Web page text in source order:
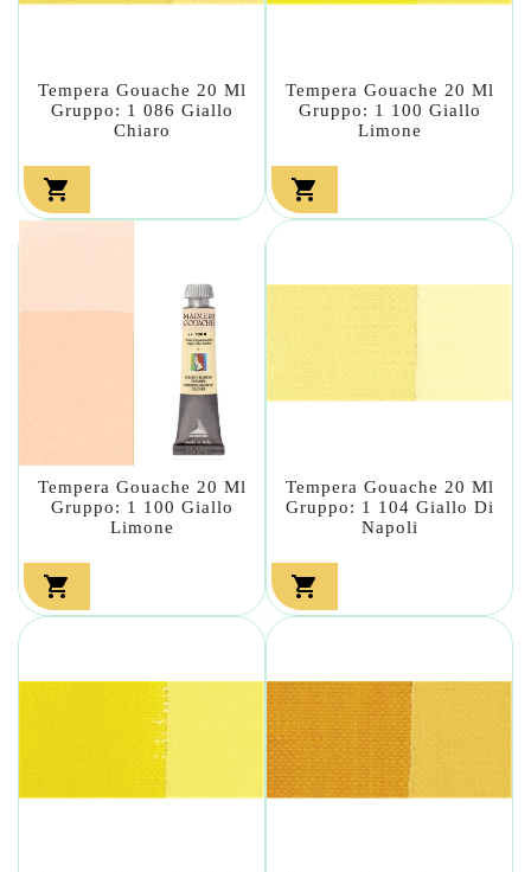
Tempera Gouache 20 Ml
Gruppo: 1 086 Giallo
Chiaro

Tempera Gouache 20 Ml
Gruppo: 1 100 Giallo
Limone

Tempera Gouache 20 Ml
Gruppo: 1 100 Giallo
Limone

Tempera Gouache 20 Ml
Gruppo: 1 104 Giallo Di
Napoli
